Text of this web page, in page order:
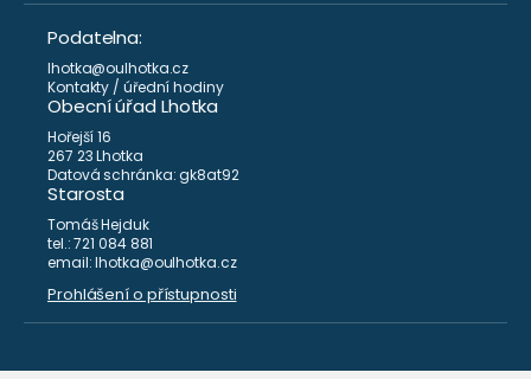
Podatelna:
lhotka@oulhotka.cz
Kontakty / úřední hodiny
Obecní úřad Lhotka
Hořejší 16
267 23 Lhotka
Datová schránka: gk8at92
Starosta
Tomáš Hejduk
tel.: 721 084 881
email: lhotka@oulhotka.cz
Prohlášení o přístupnosti